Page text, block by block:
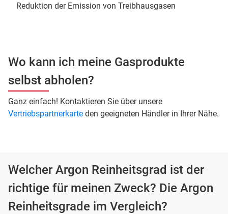
Reduktion der Emission von Treibhausgasen
Wo kann ich meine Gasprodukte
selbst abholen?
Ganz einfach! Kontaktieren Sie über unsere
Vertriebspartnerkarte den geeigneten Händler in Ihrer Nähe.
Welcher Argon Reinheitsgrad ist der
richtige für meinen Zweck? Die Argon
Reinheitsgrade im Vergleich?